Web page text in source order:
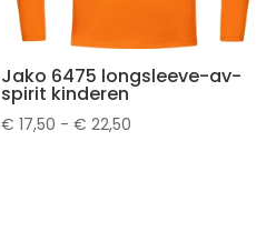
Jako 6475 longsleeve-av-
spirit kinderen
€ 17,50 - € 22,50